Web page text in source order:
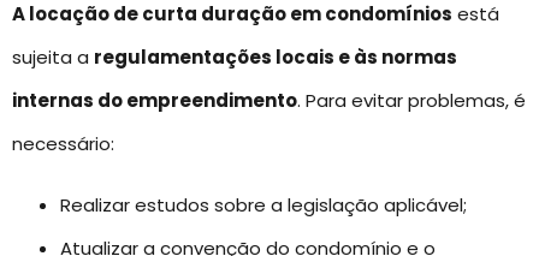
A locação de curta duração em condomínios está
sujeita a regulamentações locais e às normas
internas do empreendimento. Para evitar problemas, é
necessário:
Realizar estudos sobre a legislação aplicável;
Atualizar a convenção do condomínio e o